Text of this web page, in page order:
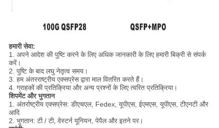
हमारी सेवा:
1. अपने आदेश की पुष्टि करने के लिए अधिक जानकारी के लिए हमारी बिक्री से संपर्क
करें।
2. पुष्टि के बाद लघु नेतृत्व समय।
3. हम अंतरराष्ट्रीय एक्सप्रेस द्वारा माल वितरित करते हैं।
4. ग्राहकों की प्रतिक्रिया और अन्य प्रश्नों के लिए त्वरित प्रतिक्रिया।
शिपमेंट और भुगतान
1. अंतर्राष्ट्रीय एक्सप्रेस: ​​डीएचएल, Fedex, यूपीएस, ईएमएस, यूपीएस, टीएनटी और
आदि
2. भुगतान: टी / टी, वेस्टर्न यूनियन, पेपैल और इतने पर।